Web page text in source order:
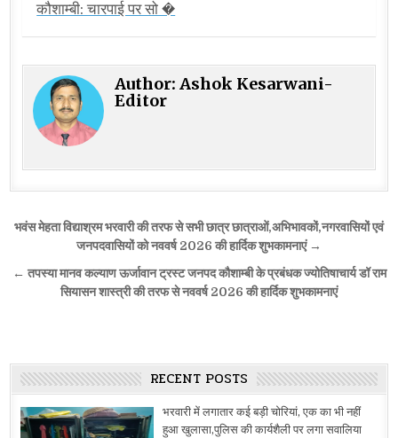
कौशाम्बी: चारपाई पर सो �
Author:Ashok Kesarwani-
Editor
Post
navigation
भवंस मेहता विद्याश्रम भरवारी की तरफ से सभी छात्र छात्राओं,अभिभावकों,नगरवासियों एवं
जनपदवासियों को नववर्ष 2026 की हार्दिक शुभकामनाएं →
← तपस्या मानव कल्याण ऊर्जावान ट्रस्ट जनपद कौशाम्बी के प्रबंधक ज्योतिषाचार्य डॉ राम
सियासन शास्त्री की तरफ से नववर्ष 2026 की हार्दिक शुभकामनाएं
RECENT POSTS
भरवारी में लगातार कई बड़ी चोरियां, एक का भी नहीं
हुआ खुलासा,पुलिस की कार्यशैली पर लगा सवालिया